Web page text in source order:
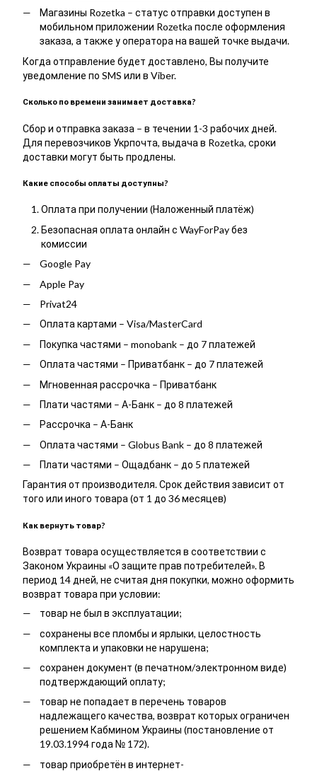
Магазины Rozetka – статус отправки доступен в
мобильном приложении Rozetka после оформления
заказа, а также у оператора на вашей точке выдачи.
Когда отправление будет доставлено, Вы получите
уведомление по SMS или в Viber.
Сколько по времени занимает доставка?
Сбор и отправка заказа – в течении 1-3 рабочих дней.
Для перевозчиков Укрпочта, выдача в Rozetka, сроки
доставки могут быть продлены.
Какие способы оплаты доступны?
Оплата при получении (Наложенный платёж)
Безопасная оплата онлайн с WayForPay без
комиссии
Google Pay
Apple Pay
Privat24
Оплата картами – Visa/MasterCard
Покупка частями – monobank – до 7 платежей
Оплата частями – Приватбанк – до 7 платежей
Мгновенная рассрочка – Приватбанк
Плати частями – А-Банк – до 8 платежей
Рассрочка – А-Банк
Оплата частями – Globus Bank – до 8 платежей
Плати частями – Ощадбанк – до 5 платежей
Гарантия от производителя. Срок действия зависит от
того или иного товара (от 1 до 36 месяцев)
Как вернуть товар?
Возврат товара осуществляется в соответствии с
Законом Украины «О защите прав потребителей». В
период 14 дней, не считая дня покупки, можно оформить
возврат товара при условии:
товар не был в эксплуатации;
сохранены все пломбы и ярлыки, целостность
комплекта и упаковки не нарушена;
сохранен документ (в печатном/электронном виде)
подтверждающий оплату;
товар не попадает в перечень товаров
надлежащего качества, возврат которых ограничен
решением Кабмином Украины (постановление от
19.03.1994 года № 172).
товар приобретён в интернет-